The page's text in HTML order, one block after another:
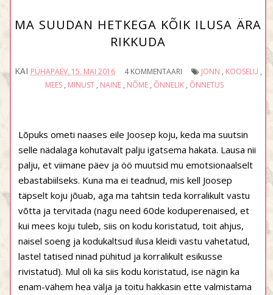
MA SUUDAN HETKEGA KÕIK ILUSA ÄRA
RIKKUDA
KAI PÜHAPÄEV, 15. MAI 2016 4 KOMMENTAARI JONN , KOOSELU ,
MEES , MINUST , NAINE , NÕME , ÕNNELIK , ÕNNETUS
Lõpuks ometi naases eile Joosep koju, keda ma suutsin
selle nädalaga kohutavalt palju igatsema hakata. Lausa nii
palju, et viimane päev ja öö muutsid mu emotsionaalselt
ebastabiilseks. Kuna ma ei teadnud, mis kell Joosep
täpselt koju jõuab, aga ma tahtsin teda korralikult vastu
võtta ja tervitada (nagu need 60de koduperenaised, et
kui mees koju tuleb, siis on kodu koristatud, toit ahjus,
naisel soeng ja kodukaltsud ilusa kleidi vastu vahetatud,
lastel tatised ninad pühitud ja korralikult esikusse
rivistatud). Mul oli ka siis kodu koristatud, ise nägin ka
enam-vähem hea välja ja toitu hakkasin ette valmistama